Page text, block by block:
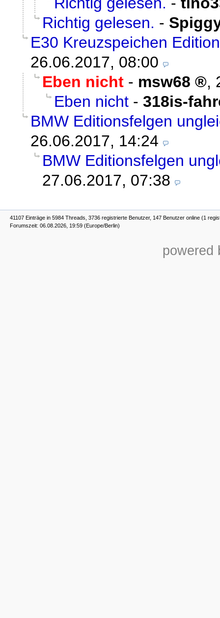
Richtig gelesen. -
E30 Kreuzspeichen
26.06.2017, 08:00
Eben nicht - msw68 ,
Eben nicht - 318is-
BMW Editionsfelgen
26.06.2017, 14:24
BMW Editionsfelgen
27.06.2017, 07:38
41107 Einträge in 5984 Threads, 3736 registrierte Benutzer, 147 Benutzer online (1
Forumszeit: 06.08.2026, 19:59 (Europe/Berlin)
powered